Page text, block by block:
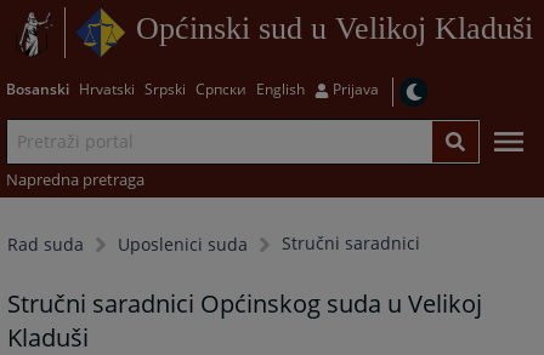
Općinski sud u Velikoj Kladuši
Bosanski Hrvatski Srpski Српски English Prijava
Napredna pretraga
Rad suda Uposlenici suda Stručni saradnici
Stručni saradnici Općinskog suda u Velikoj
Kladuši